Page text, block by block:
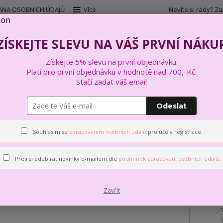
OSOBNÍCH ÚDAJŮ Více
Hledat
Nevíte si rady?
VYŠÍVÁNÍ VÝTVARNÉ A KREATIVNÍ SADY
stitch cushion kit Modern daisies PN-0021706
cushion kit Modern
SLEVU NA VÁŠ PRVNÍ
Získejte 5% slevu na první objednávku.
Platí pro první objednávku v hodnotě nad 700,-Kč.
Stačí zadat váš email
Odeslat
Souhlasím se zpracováním osobních údajů pro účely registrace.
Přeji si odebírat novinky e-mailem dle podmínek zpracování osobních údajů.
Zavřít